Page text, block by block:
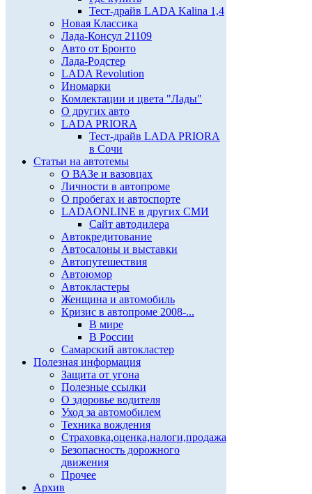
Тест-драйв LADA Kalina 1,4
Новая Классика
Лада-Консул 21109
Авто от Бронто
Лада-Родстер
LADA Revolution
Иномарки
Комлектации и цвета "Лады"
О других авто
LADA PRIORA
Тест-драйв LADA PRIORA
в Сочи
Статьи на автотемы
О ВАЗе и вазовцах
Личности в автопроме
О пробегах и автоспорте
LADAONLINE в других СМИ
Сайт автодилера
Автокредитование
Автосалоны и выставки
Автопутешествия
Автоюмор
Автокластеры
Женщина и автомобиль
Кризис в автопроме 2008-...
В мире
В России
Самарский автокластер
Полезная информация
Защита от угона
Полезные ссылки
О здоровье водителя
Уход за автомобилем
Техника вождения
Страховка,оценка,налоги,продажа
Безопасность дорожного
движения
Прочее
Архив